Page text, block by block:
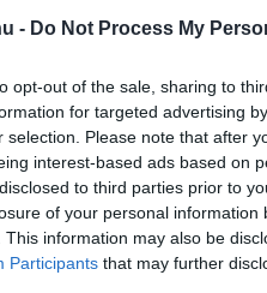
- Do Not Process My
opt-out of the sale, sharing to
for targeted advertising
selection. Please note that after
interest-based ads based on
to third parties prior to
of your personal information
This information may also be
Participants that may further